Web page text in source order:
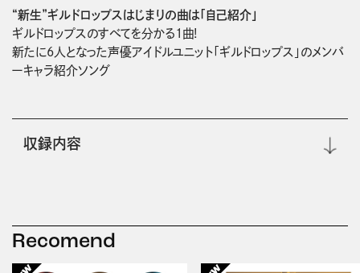
“新生”ギルドロップスはじまりの曲は「自己紹介」
ギルドロップスのすべてを分かる1曲!
新たに6人となった声優アイドルユニット「ギルドロップス」のメンバ
ーキャラ紹介ソング
収録内容
Recomend